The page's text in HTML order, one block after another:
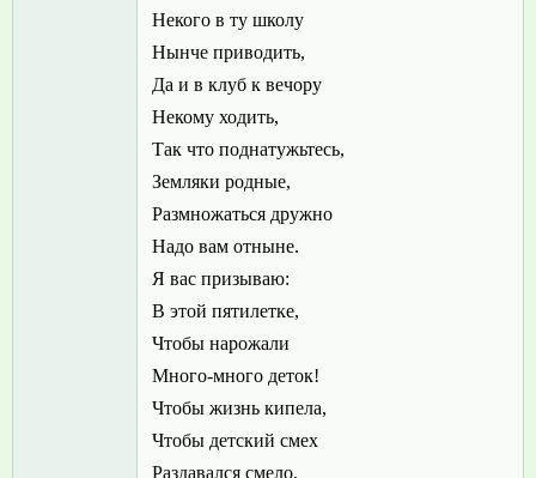
Некого в ту школу
Нынче приводить,
Да и в клуб к вечору
Некому ходить,
Так что поднатужьтесь,
Земляки родные,
Размножаться дружно
Надо вам отныне.
Я вас призываю:
В этой пятилетке,
Чтобы нарожали
Много-много деток!
Чтобы жизнь кипела,
Чтобы детский смех
Раздавался смело,